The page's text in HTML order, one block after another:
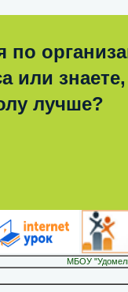
по
или знаете,
лучше?
МБОУ